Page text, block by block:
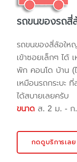
รถขนของรถสี่
รถขนของสี่ล้อให
เข้าซอยเล็กๆ ได้
พัก คอนโด บ้าน (
เหมือนรถกระบะ
ได้สบายเลยครับ
ขนาด ส. 2 ม. -
กดดูบริการเลย